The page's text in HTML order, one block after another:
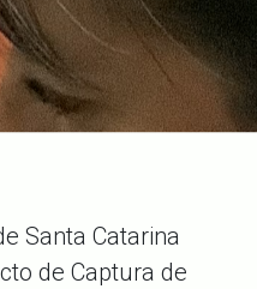
Santa Catarina
de Captura de